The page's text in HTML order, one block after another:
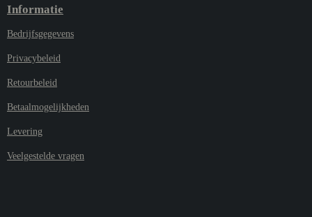
Informatie
Bedrijfsgegevens
Privacybeleid
Retourbeleid
Betaalmogelijkheden
Levering
Veelgestelde vragen